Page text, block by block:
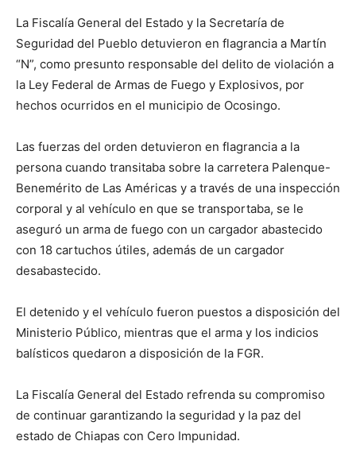
La Fiscalía General del Estado y la Secretaría de
Seguridad del Pueblo detuvieron en flagrancia a Martín
“N”, como presunto responsable del delito de violación a
la Ley Federal de Armas de Fuego y Explosivos, por
hechos ocurridos en el municipio de Ocosingo.
Las fuerzas del orden detuvieron en flagrancia a la
persona cuando transitaba sobre la carretera Palenque-
Benemérito de Las Américas y a través de una inspección
corporal y al vehículo en que se transportaba, se le
aseguró un arma de fuego con un cargador abastecido
con 18 cartuchos útiles, además de un cargador
desabastecido.
El detenido y el vehículo fueron puestos a disposición del
Ministerio Público, mientras que el arma y los indicios
balísticos quedaron a disposición de la FGR.
La Fiscalía General del Estado refrenda su compromiso
de continuar garantizando la seguridad y la paz del
estado de Chiapas con Cero Impunidad.